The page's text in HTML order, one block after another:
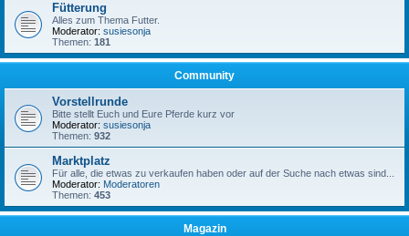
Fütterung
Alles zum Thema Futter.
Moderator: susiesonja
Themen: 181
Community
Vorstellrunde
Bitte stellt Euch und Eure Pferde kurz vor
Moderator: susiesonja
Themen: 932
Marktplatz
Für alle, die etwas zu verkaufen haben oder auf der Suche nach etwas sind...
Moderator: Moderatoren
Themen: 453
Magazin